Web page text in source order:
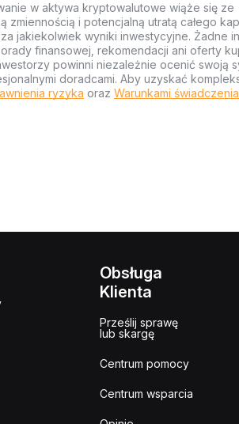
w aktywa kryptowalutowe wiąże się ze
i potencjalną utratą całego
jakiekolwiek wyniki inwestycyjne. Żadne
finansowej, rekomendacji ani oferty
powinni niezależnie ocenić swoją
doradcami. Aby uzyskać
ryzyka oraz Warunkami świadczenia
Obsługa
Klienta
Prześlij sprawę
lub skargę
Centrum pomocy
Centrum wsparcia